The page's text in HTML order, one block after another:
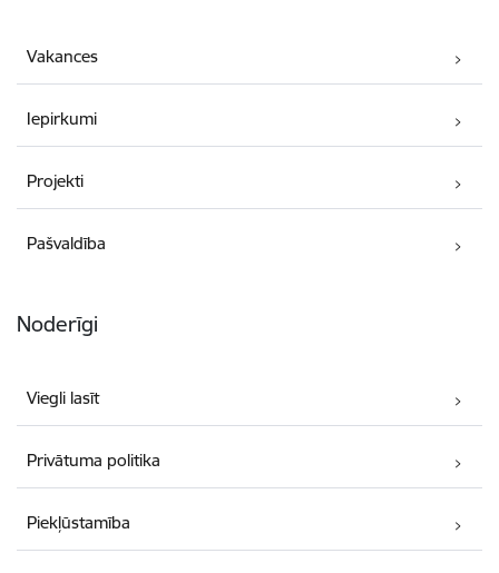
Vakances
Iepirkumi
Projekti
Pašvaldība
Noderīgi
Viegli lasīt
Privātuma politika
Piekļūstamība